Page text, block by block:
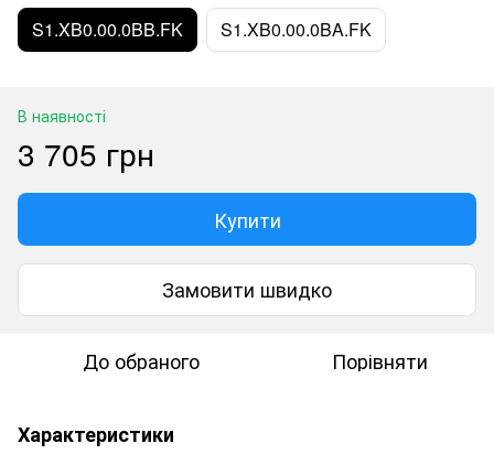
S1.XB0.00.0BB.FK S1.XB0.00.0BA.FK
В наявності
3 705 грн
Купити
Замовити швидко
До обраного Порівняти
Характеристики